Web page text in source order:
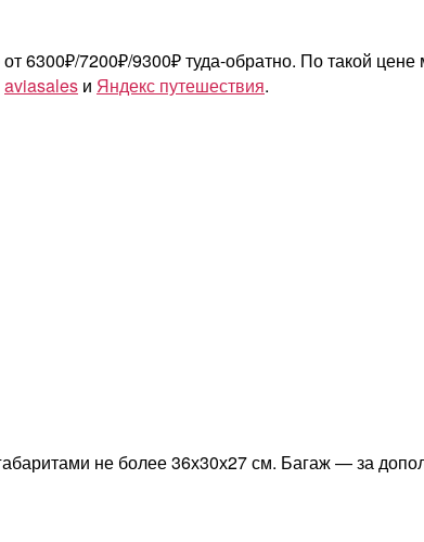
Красноярск,
Барнаул
7200₽/9300₽ туда-обратно. По такой цене
aviasales и Яндекс путешествия.
не более 36х30х27 см. Багаж — за